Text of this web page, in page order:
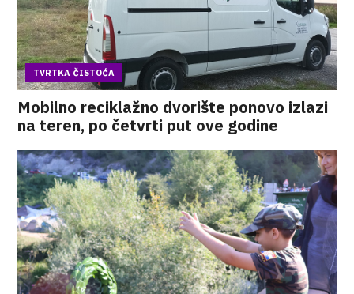
TVRTKA ČISTOĆA
Mobilno reciklažno dvorište ponovo izlazi
na teren, po četvrti put ove godine